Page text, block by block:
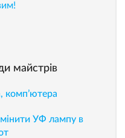
майстрів
комп’ютера
УФ лампу в